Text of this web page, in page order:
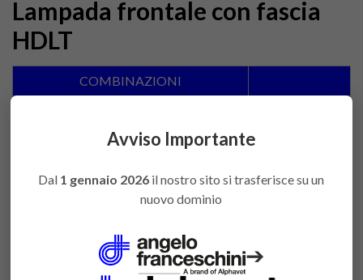
Lampada frontale con fascia
HDLT
COMBINAZIONI
CLA1791
DESCRIZIONE
Avviso Importante
Dal 1 gennaio 2026 il nostro sito si trasferisce su un
nuovo dominio
➔